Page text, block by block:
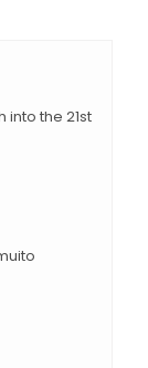
into the 21st